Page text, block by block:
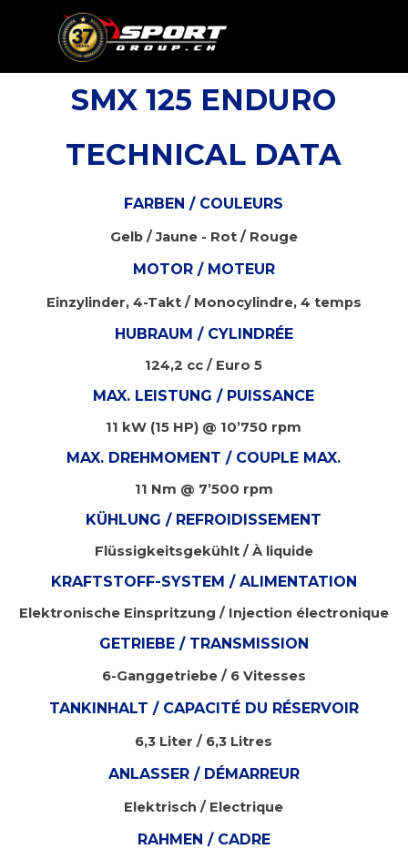
Skip menu
SMX 125 ENDURO
TECHNICAL DATA
FARBEN / COULEURS
Gelb / Jaune - Rot / Rouge
MOTOR / MOTEUR
Einzylinder, 4-Takt / Monocylindre, 4 temps
HUBRAUM / CYLINDRÉE
124,2 cc / Euro 5
MAX. LEISTUNG / PUISSANCE
11 kW (15 HP) @ 10’750 rpm
MAX. DREHMOMENT / COUPLE MAX.
11 Nm @ 7’500 rpm
KÜHLUNG / REFROIDISSEMENT
Flüssigkeitsgekühlt / À liquide
KRAFTSTOFF-SYSTEM / ALIMENTATION
Elektronische Einspritzung / Injection électronique
GETRIEBE / TRANSMISSION
6-Ganggetriebe / 6 Vitesses
TANKINHALT / CAPACITÉ DU RÉSERVOIR
6,3 Liter / 6,3 Litres
ANLASSER / DÉMARREUR
Elektrisch / Electrique
RAHMEN / CADRE